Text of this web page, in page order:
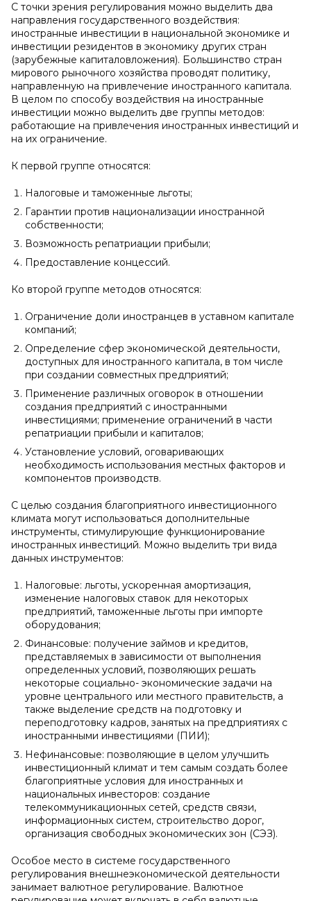
С точки зрения регулирования можно выделить два
направления государственного воздействия:
иностранные инвестиции в национальной экономике и
инвестиции резидентов в экономику других стран
(зарубежные капиталовложения). Большинство стран
мирового рыночного хозяйства проводят политику,
направленную на привлечение иностранного капитала.
В целом по способу воздействия на иностранные
инвестиции можно выделить две группы методов:
работающие на привлечения иностранных инвестиций и
на их ограничение.
К первой группе относятся:
Налоговые и таможенные льготы;
Гарантии против национализации иностранной
собственности;
Возможность репатриации прибыли;
Предоставление концессий.
Ко второй группе методов относятся:
Ограничение доли иностранцев в уставном капитале
компаний;
Определение сфер экономической деятельности,
доступных для иностранного капитала, в том числе
при создании совместных предприятий;
Применение различных оговорок в отношении
создания предприятий с иностранными
инвестициями; применение ограничений в части
репатриации прибыли и капиталов;
Установление условий, оговаривающих
необходимость использования местных факторов и
компонентов производств.
С целью создания благоприятного инвестиционного
климата могут использоваться дополнительные
инструменты, стимулирующие функционирование
иностранных инвестиций. Можно выделить три вида
данных инструментов:
Налоговые: льготы, ускоренная амортизация,
изменение налоговых ставок для некоторых
предприятий, таможенные льготы при импорте
оборудования;
Финансовые: получение займов и кредитов,
представляемых в зависимости от выполнения
определенных условий, позволяющих решать
некоторые социально- экономические задачи на
уровне центрального или местного правительств, а
также выделение средств на подготовку и
переподготовку кадров, занятых на предприятиях с
иностранными инвестициями (ПИИ);
Нефинансовые: позволяющие в целом улучшить
инвестиционный климат и тем самым создать более
благоприятные условия для иностранных и
национальных инвесторов: создание
телекоммуникационных сетей, средств связи,
информационных систем, строительство дорог,
организация свободных экономических зон (СЭЗ).
Особое место в системе государственного
регулирования внешнеэкономической деятельности
занимает валютное регулирование. Валютное